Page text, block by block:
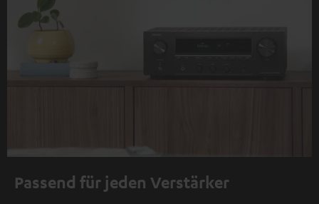
Passend für jeden Verstärker